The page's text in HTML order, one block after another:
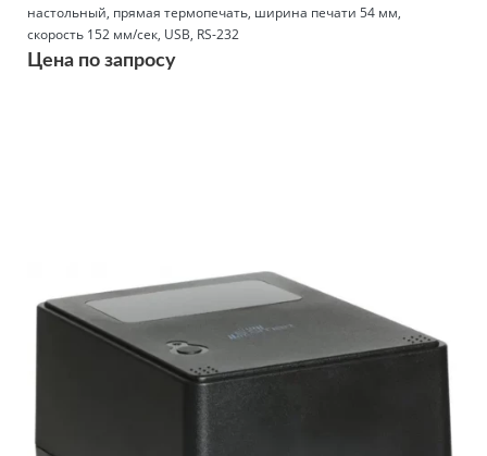
настольный, прямая термопечать, ширина печати 54 мм,
скорость 152 мм/сек, USB, RS-232
Цена по запросу